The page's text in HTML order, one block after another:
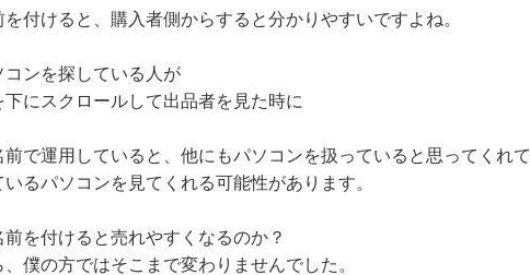
を付けると、購入者側からすると分かりやすいですよね。
コンを探している人が
下にスクロールして出品者を見た時に
前で運用していると、他にもパソコンを扱っていると思ってくれて
るパソコンを見てくれる可能性があります。
を付けると売れやすくなるのか？
僕の方ではそこまで変わりませんでした。